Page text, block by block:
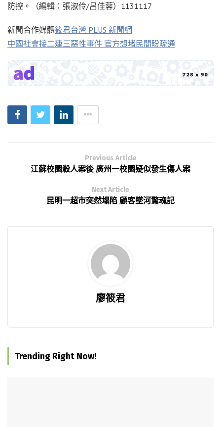
防控。（編輯：張淑伶/呂佳蓉）1131117
新聞合作媒體筱君台灣 PLUS 新聞網
中國社會接二連三惡性事件 官方想堵民間盼疏通
Previous Article
江蘇校園殺人案後 廣州一校園疑似發生傷人案
Next Article
昆明一超市突然塌陷 顧客墜河驚魂記
廖筱君
Trending Right Now!